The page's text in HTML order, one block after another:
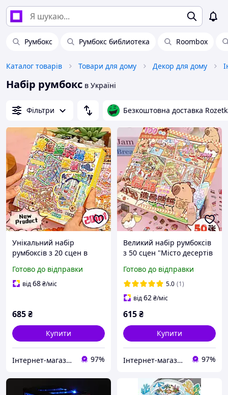
Румбокс Румбокс библиотека Roombox
Каталог товарів Товари для дому Декор для дому
Набір румбокс в Україні
Фільтри Безкоштовна доставка
Унікальний набір
румбоксів з 20 сцен в
наліпки, стікери,
антистрес, творчість
Готово до відправки
від68₴/міс
685₴
Купити
Інтернет-магазин "Три карася" 97%
Великий набір румбоксів
з 50 сцен "Місто десертів
наліпки, стікери,
антистрес, творчість,
подарунок
Готово до відправки
5.0 (1)
від62₴/міс
615₴
Купити
Інтернет-магазин "Три карася" 97%